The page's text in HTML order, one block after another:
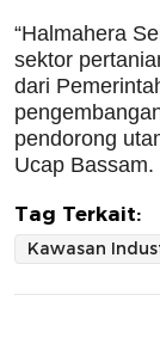
“Halmahera
sektor
dari
pendorong
Ucap Bassam.
Tag Terkait: